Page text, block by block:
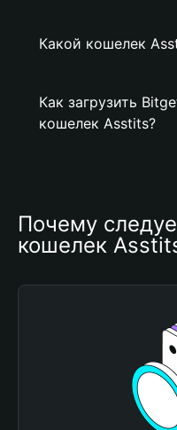
Какой кошелек
Как загрузить
кошелек Asstits?
Почему
кошелек